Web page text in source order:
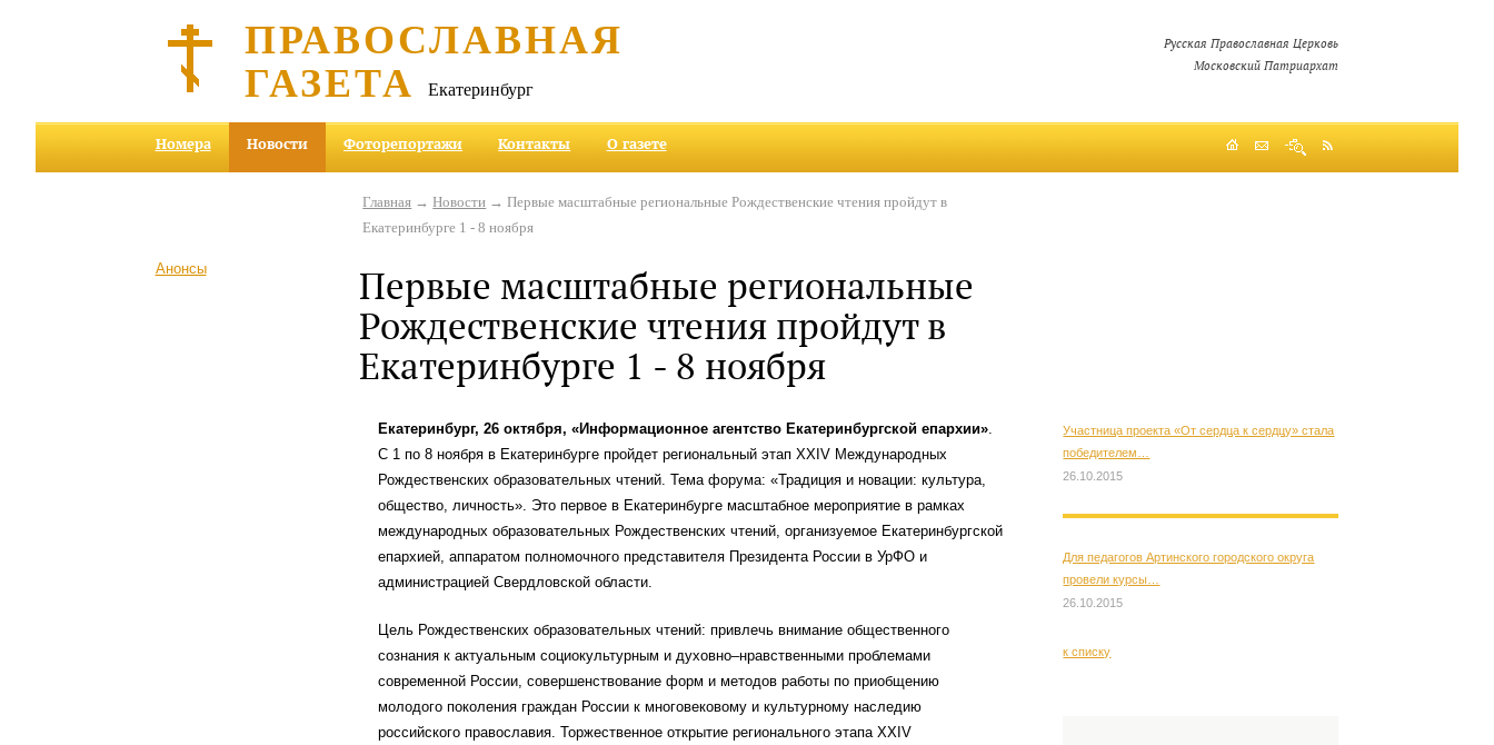
ПРАВОСЛАВНАЯ
ГАЗЕТА Екатеринбург
Русская Православная Церковь
Московский Патриархат
Номера Новости Фоторепортажи Контакты О газете
Анонсы
Главная →Новости → Первые масштабные региональные Рождественские чтения пройдут в
Екатеринбурге 1 - 8 ноября
Первые масштабные региональные
Рождественские чтения пройдут в
Екатеринбурге 1 - 8 ноября
Екатеринбург, 26 октября, «Информационное агентство Екатеринбургской епархии».
С 1 по 8 ноября в Екатеринбурге пройдет региональный этап ХХIV Международных
Рождественских образовательных чтений. Тема форума: «Традиция и новации: культура,
общество, личность». Это первое в Екатеринбурге масштабное мероприятие в рамках
международных образовательных Рождественских чтений, организуемое Екатеринбургской
епархией, аппаратом полномочного представителя Президента России в УрФО и
администрацией Свердловской области.
Цель Рождественских образовательных чтений: привлечь внимание общественного
сознания к актуальным социокультурным и духовно–нравственными проблемами
современной России, совершенствование форм и методов работы по приобщению
молодого поколения граждан России к многовековому и культурному наследию
российского православия. Торжественное открытие регионального этапа ХХIV
Участница проекта «От сердца к сердцу» стала
победителем…
26.10.2015
Для педагогов Артинского городского округа
провели курсы…
26.10.2015
к списку